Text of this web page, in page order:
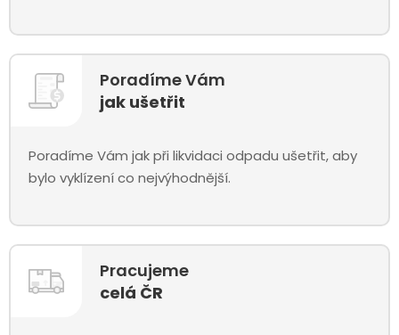
Poradíme Vám
jak ušetřit
Poradíme Vám jak při likvidaci odpadu ušetřit, aby
bylo vyklízení co nejvýhodnější.
Pracujeme
celá ČR